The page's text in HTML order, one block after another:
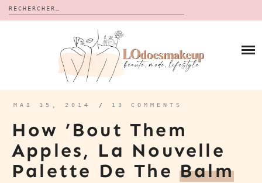
Rechercher :
CALENDRIERS DE L’AVENT
BON PLAN
À PROPOS
CONTACT
MAI 15, 2014 / 13 COMMENTS
How ’bout Them
Apples, La Nouvelle
Palette De The Balm